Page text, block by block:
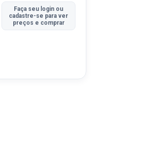
Faça seu login ou
cadastre-se para ver
preços e comprar